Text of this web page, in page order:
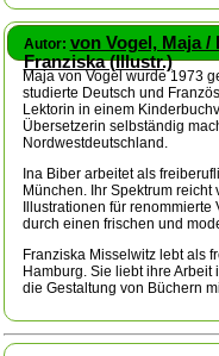
Autor: von Vogel, Maja
Franziska (Illustr.)
Maja von Vogel wurde 1973
studierte Deutsch und
Lektorin in einem
Übersetzerin selbständig
Nordwestdeutschland.
Ina Biber arbeitet als
München. Ihr Spektrum
Illustrationen für
durch einen frischen und
Franziska Misselwitz lebt als
Hamburg. Sie liebt ihre
die Gestaltung von Büchern